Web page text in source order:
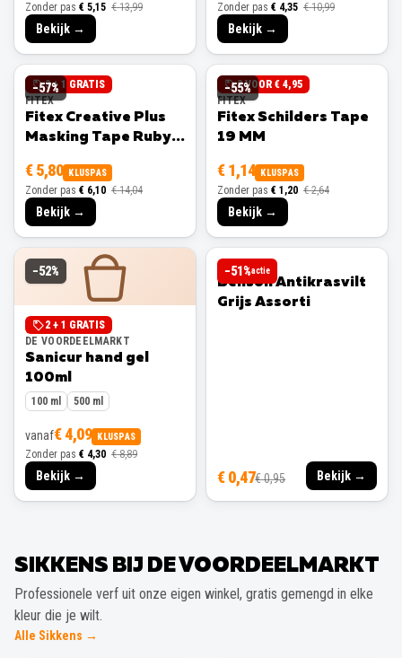
Zonder pas € 5,15 € 13,99
Bekijk →
Zonder pas € 4,35 € 10,99
Bekijk →
−57%
3 + 1 GRATIS
FITEX
Fitex Creative Plus
Masking Tape Ruby
€ 5,80 KLUSPAS
Zonder pas € 6,10 € 14,04
Bekijk →
−55%
3 VOOR € 4,95
FITEX
Fitex Schilders Tape
19 MM
€ 1,14 KLUSPAS
Zonder pas € 1,20 € 2,64
Bekijk →
−52%
2 + 1 GRATIS
DE VOORDEELMARKT
Sanicur hand gel
100ml
100 ml 500 ml
vanaf€ 4,09 KLUSPAS
Zonder pas € 4,30 € 8,89
Bekijk →
−51%actie
BENSON
Benson Antikrasvilt
Grijs Assorti
€ 0,47€ 0,95 Bekijk →
SIKKENS BIJ DE VOORDEELMARKT
Professionele verf uit onze eigen winkel, gratis gemengd in elke
kleur die je wilt.
Alle Sikkens →